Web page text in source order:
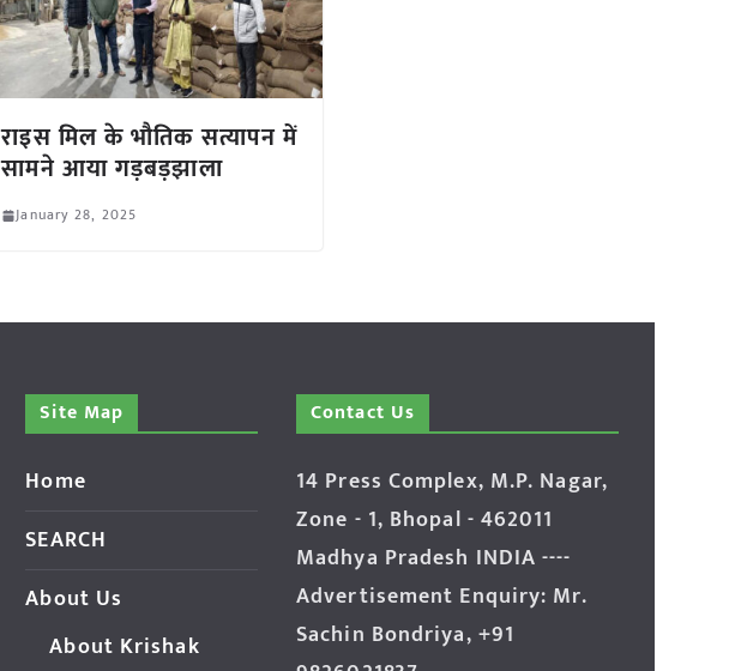
राइस मिल के भौतिक सत्यापन में
सामने आया गड़बड़झाला
January 28, 2025
Site Map
Home
SEARCH
About Us
About Krishak
Contact Us
14 Press Complex, M.P. Nagar,
Zone - 1, Bhopal - 462011
Madhya Pradesh INDIA ----
Advertisement Enquiry: Mr.
Sachin Bondriya, +91